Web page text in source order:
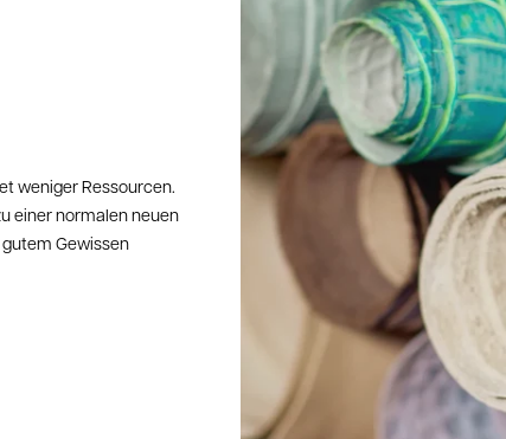
Sollte
dir
Sende
ein
Nach
Bei
weniger Ressourcen.
einer normalen neuen
Gewissen